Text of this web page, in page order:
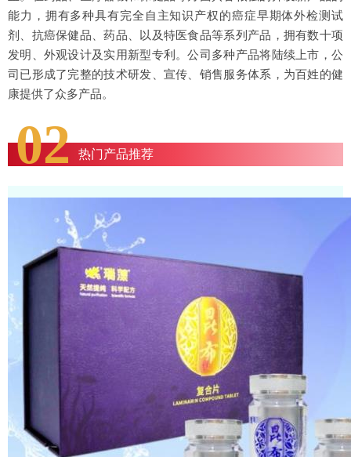
能力，拥有多种具有完全自主知识产权的癌症早期体外检测试
剂、抗癌保健品、药品、以及特医食品等系列产品，拥有数十项
发明、外观设计及实用新型专利。公司多种产品将陆续上市，公
司已形成了完整的技术研发、宣传、销售服务体系，为百姓的健
康提供了众多产品。
02 热门产品推荐